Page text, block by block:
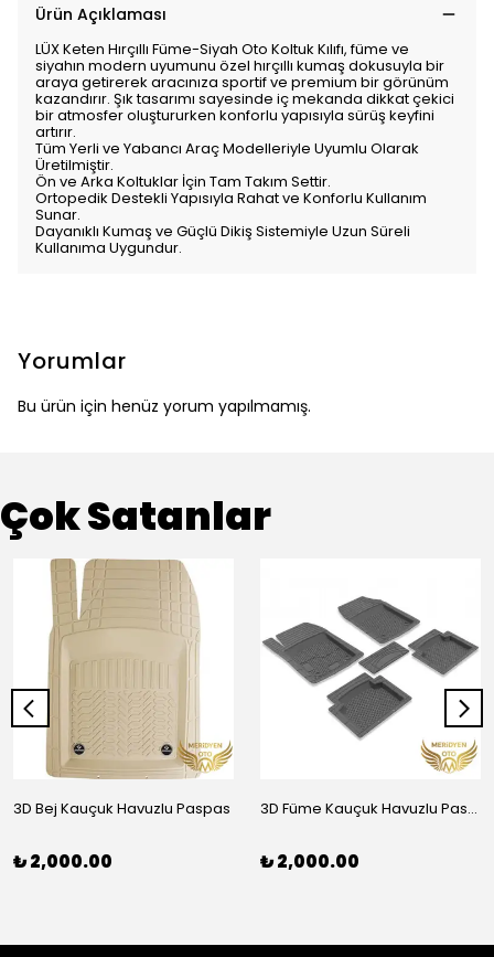
Ürün Açıklaması
LÜX Keten Hırçıllı Füme-Siyah Oto Koltuk Kılıfı, füme ve
siyahın modern uyumunu özel hırçıllı kumaş dokusuyla bir
araya getirerek aracınıza sportif ve premium bir görünüm
kazandırır. Şık tasarımı sayesinde iç mekanda dikkat çekici
bir atmosfer oluştururken konforlu yapısıyla sürüş keyfini
artırır.
Tüm Yerli ve Yabancı Araç Modelleriyle Uyumlu Olarak
Üretilmiştir.
Ön ve Arka Koltuklar İçin Tam Takım Settir.
Ortopedik Destekli Yapısıyla Rahat ve Konforlu Kullanım
Sunar.
Dayanıklı Kumaş ve Güçlü Dikiş Sistemiyle Uzun Süreli
Kullanıma Uygundur.
Yorumlar
Bu ürün için henüz yorum yapılmamış.
Çok Satanlar
3D Bej Kauçuk Havuzlu Paspas
₺ 2,000.00
3D Füme Kauçuk Havuzlu Paspas
₺ 2,000.00